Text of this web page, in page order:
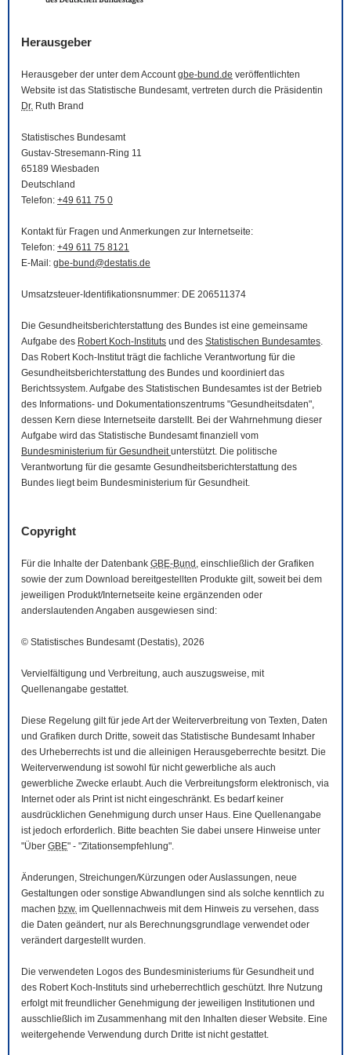
Herausgeber
Herausgeber der unter dem Accountgbe-bund.de veröffentlichten
Website ist das Statistische Bundesamt, vertreten durch die Präsidentin
Dr. Ruth Brand
Statistisches Bundesamt
Gustav-Stresemann-Ring 11
65189 Wiesbaden
Deutschland
Telefon: +49 611 75 0
Kontakt für Fragen und Anmerkungen zur Internetseite:
Telefon: +49 611 75 8121
E-Mail : gbe-bund@destatis.de
Umsatzsteuer-Identifikationsnummer: DE 206511374
Die Gesundheitsberichterstattung des Bundes ist eine gemeinsame
Aufgabe des Robert Koch-Instituts und des Statistischen Bundesamtes.
Das Robert Koch-Institut trägt die fachliche Verantwortung für die
Gesundheitsberichterstattung des Bundes und koordiniert das
Berichtssystem. Aufgabe des Statistischen Bundesamtes ist der Betrieb
des Informations- und Dokumentationszentrums "Gesundheitsdaten",
dessen Kern diese Internetseite darstellt. Bei der Wahrnehmung dieser
Aufgabe wird das Statistische Bundesamt finanziell vom
Bundesministerium für Gesundheitunterstützt. Die politische
Verantwortung für die gesamte Gesundheitsberichterstattung des
Bundes liegt beim Bundesministerium für Gesundheit.
Copyright
Für die Inhalte der Datenbank GBE-Bund , einschließlich der Grafiken
sowie der zum Download bereitgestellten Produkte gilt, soweit bei dem
jeweiligen Produkt/Internetseite keine ergänzenden oder
anderslautenden Angaben ausgewiesen sind:
© Statistisches Bundesamt (Destatis), 2026
Vervielfältigung und Verbreitung, auch auszugsweise, mit
Quellenangabe gestattet.
Diese Regelung gilt für jede Art der Weiterverbreitung von Texten, Daten
und Grafiken durch Dritte, soweit das Statistische Bundesamt Inhaber
des Urheberrechts ist und die alleinigen Herausgeberrechte besitzt. Die
Weiterverwendung ist sowohl für nicht gewerbliche als auch
gewerbliche Zwecke erlaubt. Auch die Verbreitungsform elektronisch, via
Internet oder als Print ist nicht eingeschränkt. Es bedarf keiner
ausdrücklichen Genehmigung durch unser Haus. Eine Quellenangabe
ist jedoch erforderlich. Bitte beachten Sie dabei unsere Hinweise unter
"Über GBE" - "Zitationsempfehlung".
Änderungen, Streichungen/Kürzungen oder Auslassungen, neue
Gestaltungen oder sonstige Abwandlungen sind als solche kenntlich zu
machen bzw. im Quellennachweis mit dem Hinweis zu versehen, dass
die Daten geändert, nur als Berechnungsgrundlage verwendet oder
verändert dargestellt wurden.
Die verwendeten Logos des Bundesministeriums für Gesundheit und
des Robert Koch-Instituts sind urheberrechtlich geschützt. Ihre Nutzung
erfolgt mit freundlicher Genehmigung der jeweiligen Institutionen und
ausschließlich im Zusammenhang mit den Inhalten dieser Website. Eine
weitergehende Verwendung durch Dritte ist nicht gestattet.